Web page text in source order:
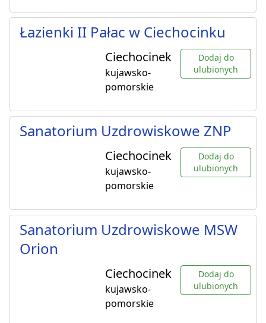
Łazienki II Pałac w Ciechocinku
Ciechocinek
kujawsko-
pomorskie
Dodaj do
ulubionych
Sanatorium Uzdrowiskowe ZNP
Ciechocinek
kujawsko-
pomorskie
Dodaj do
ulubionych
Sanatorium Uzdrowiskowe MSW
Orion
Ciechocinek
kujawsko-
pomorskie
Dodaj do
ulubionych